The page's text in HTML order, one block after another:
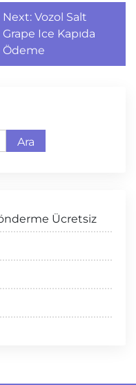
Next: Vozol Salt
Grape Ice Kapıda
Ödeme
Ara
Ücretsiz